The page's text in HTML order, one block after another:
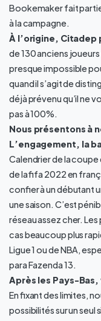
Bookemaker fait partie
à la campagne.
À l’origine, Citadep
de 130 anciens
presque impossible
quand il s’agit de
déjà prévenu qu’il ne
pas à 100%.
Nous présentons à
L’engagement, la
Calendrier de la
de la fifa 2022 en
confier à un débutant
une saison. C’est
réseau assez cher.
cas beaucoup plus
Ligue 1 ou de NBA,
para Fazenda 13.
Après les Pays-
En fixant des limites,
possibilités sur un seul